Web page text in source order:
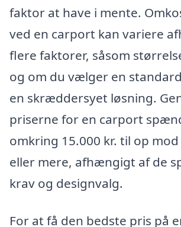
faktor at have i mente.
ved en carport kan variere
flere faktorer, såsom
og om du vælger en
en skræddersyet løsning.
priserne for en carport
omkring 15.000 kr. til op mod
eller mere, afhængigt af de
krav og designvalg.
For at få den bedste pris på